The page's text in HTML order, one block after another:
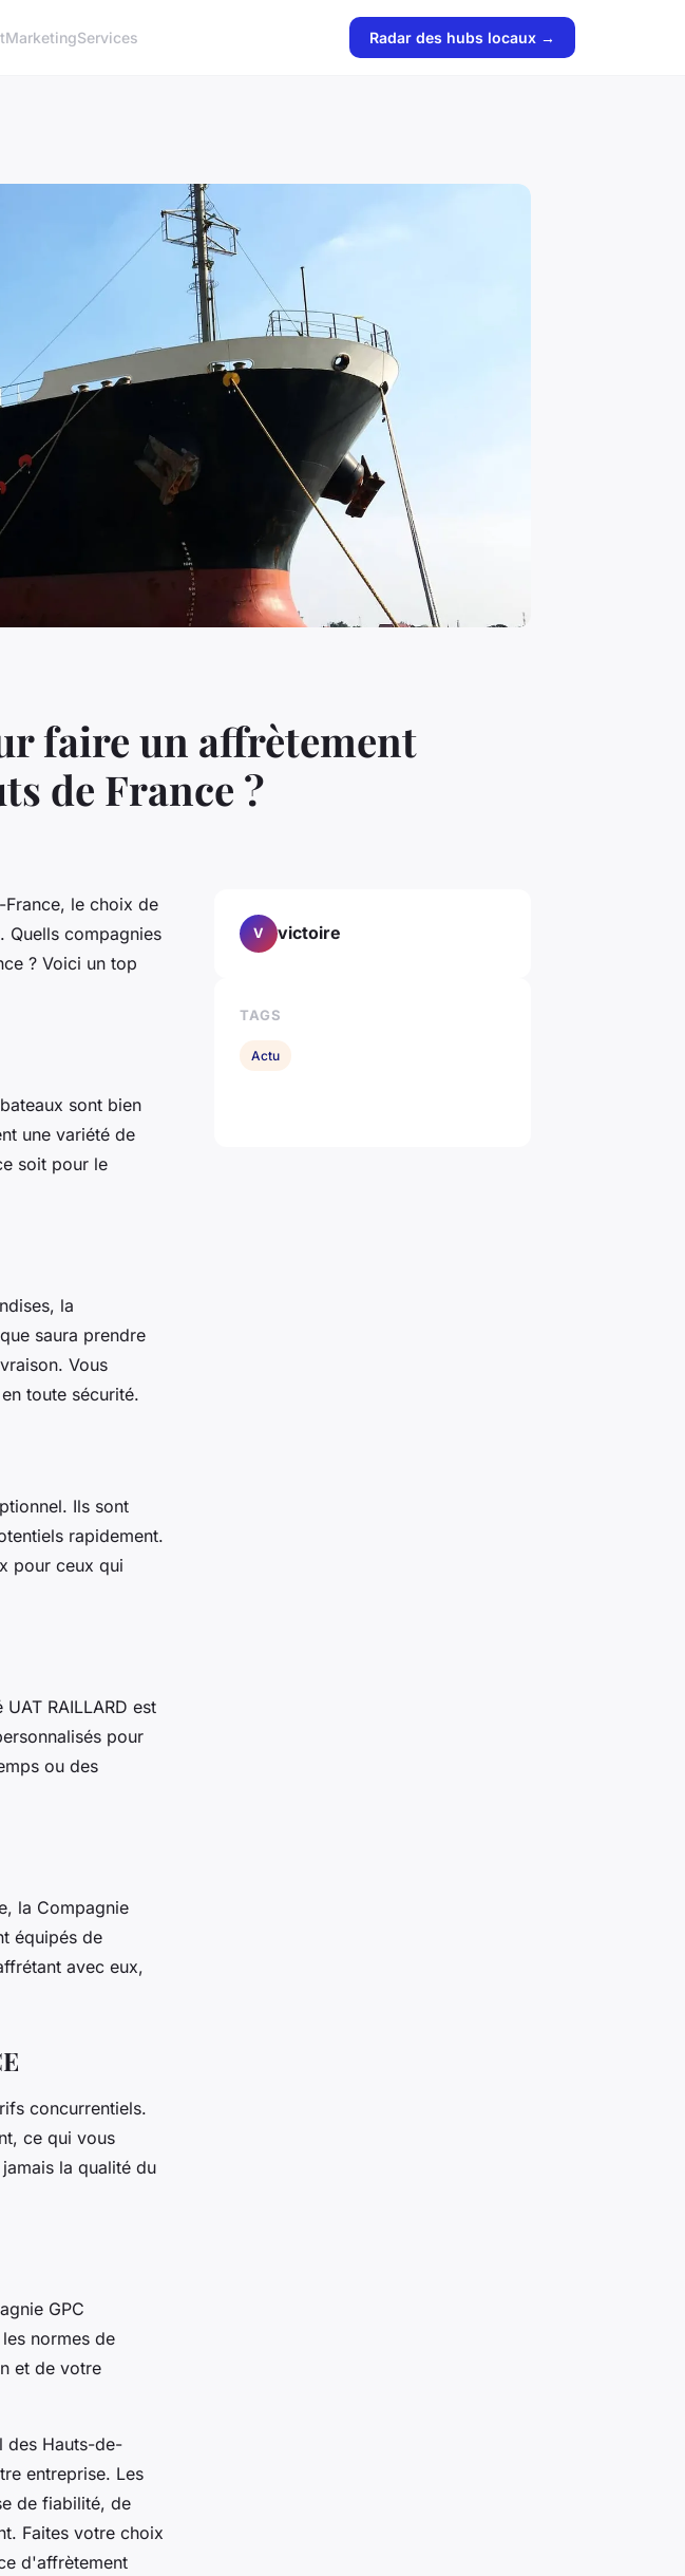
MarketingServices Radar des hubs locaux →
faire un affrètement
de France ?
le choix de
Quells compagnies
? Voici un top
sont bien
une variété de
soit pour le
la
saura prendre
Vous
toute sécurité.
Ils sont
rapidement.
pour ceux qui
RAILLARD est
pour
ou des
la Compagnie
équipés de
avec eux,
concurrentiels.
ce qui vous
la qualité du
GPC
normes de
et de votre
des Hauts-de-
entreprise. Les
de fiabilité, de
Faites votre choix
d'affrètement
V victoire
TAGS
Actu